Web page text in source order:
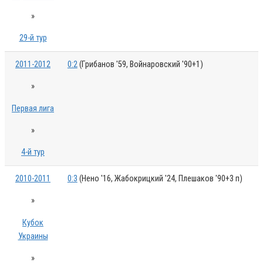
»
29-й тур
2011-2012
»
Первая лига
»
4-й тур
0:2(Грибанов '59, Войнаровский '90+1)
2010-2011
»
Кубок
Украины
»
0:3 (Нено '16, Жабокрицкий '24, Плешаков '90+3 п)